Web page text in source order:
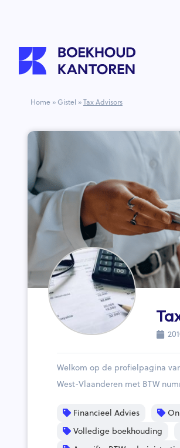
Home »Gistel »Tax Advisors
Welkom op de profielpagina
West-Vlaanderen met BTW
Financieel Advies
Volledige boekhouding